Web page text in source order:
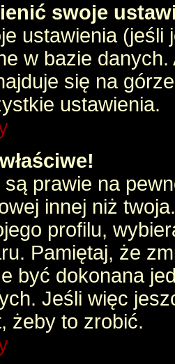
swoje
ustawienia (jeśli
w bazie
się na
ustawienia.
prawie na
innej niż
profilu,
Pamiętaj, że
być dokonana
Jeśli więc
żeby to zrobić.